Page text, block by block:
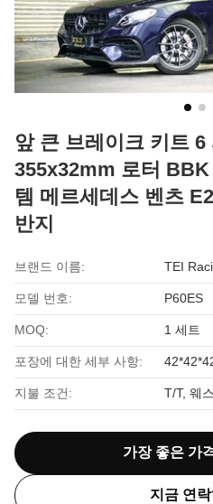
앞 큰 브레이크 키트 6
355x32mm 로터
템 메르세데스 벤츠
반지
브랜드 이름: TEI
모델 번호: P60ES
MOQ: 1 세트
포장에 대한 세부 사항:
지불 조건: T/T, 웨
가장 좋은 가
지금 연